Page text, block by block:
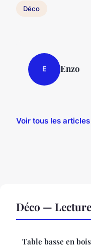
Déco
E Enzo
Voir tous les
Déco —
Table basse en